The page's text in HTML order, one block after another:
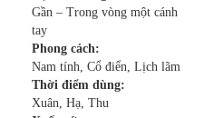
Gần – Trong vòng một cánh
tay
Phong cách:
Nam tính, Cổ điển, Lịch lãm
Thời điểm dùng:
Xuân, Hạ, Thu